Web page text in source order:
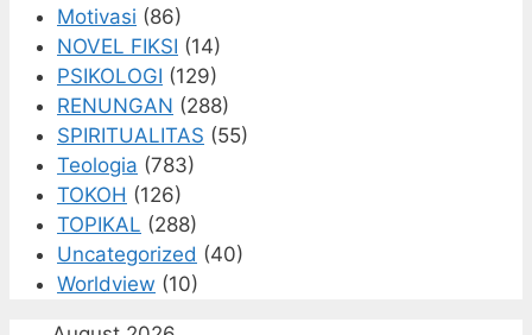
Motivasi (86)
NOVEL FIKSI (14)
PSIKOLOGI (129)
RENUNGAN (288)
SPIRITUALITAS (55)
Teologia (783)
TOKOH (126)
TOPIKAL (288)
Uncategorized (40)
Worldview (10)